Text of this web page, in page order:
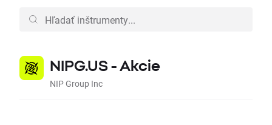
NIPG.US - Akcie
NIP Group Inc